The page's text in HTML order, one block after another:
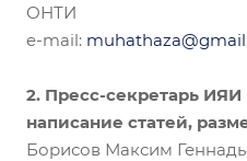
ОНТИ
e-mail:
2. Пресс-секретарь
написание статей,
Борисов Максим